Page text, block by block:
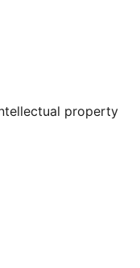
property